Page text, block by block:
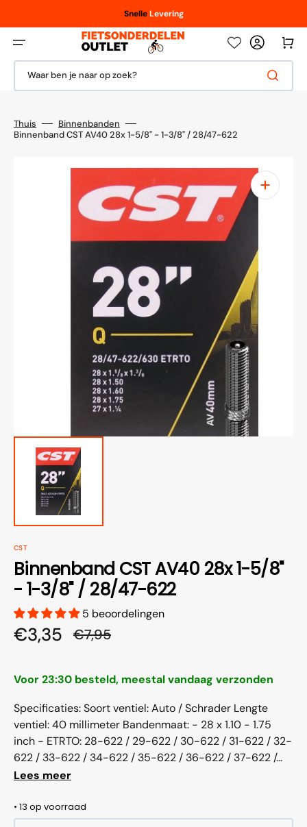
content
SnelleLevering
Vanaf € 100,- / € 150,-Scherpeprijzen
Waar ben je naar op zoek?
Thuis
Binnenbanden
Binnenband CST AV40 28x 1-5/8" - 1-3/8" / 28/47-622
van
openen
galerieweergave
CST
Binnenband CST AV40 28x 1-5/8"
- 1-3/8" / 28/47-622
5 beoordelingen
Aanbiedingsprijs
€3,35
Normale
€7,95
Voor 23:30 besteld, meestal vandaag verzonden
Specificaties: Soort ventiel: Auto / Schrader Lengte
ventiel: 40 millimeter Bandenmaat: - 28 x 1.10 - 1.75
inch - ETRTO: 28-622 / 29-622 / 30-622 / 31-622 / 32-
622 / 33-622 / 34-622 / 35-622 / 36-622 / 37-622 /...
Lees meer
• 13 op voorraad